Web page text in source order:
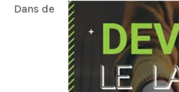
Dans de